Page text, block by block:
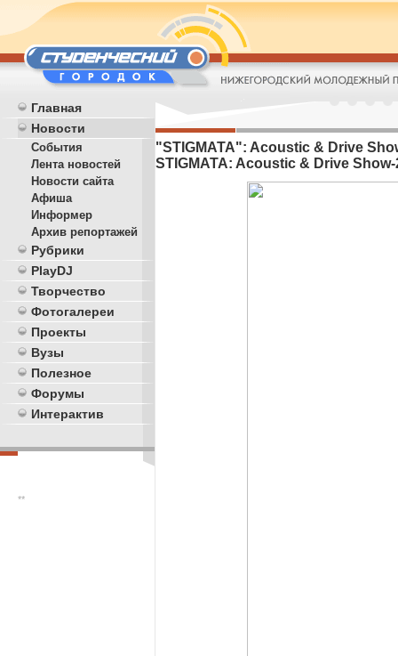
Главная
Новости
События
Лента новостей
Новости сайта
Афиша
Информер
Архив репортажей
Рубрики
PlayDJ
Творчество
Фотогалереи
Проекты
Вузы
Полезное
Форумы
Интерактив
**
"STIGMATA": Acoustic & Drive
STIGMATA: Acoustic & Drive